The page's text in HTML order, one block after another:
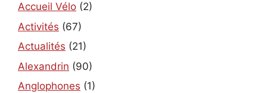
Accueil Vélo (2)
Activités (67)
Actualités (21)
Alexandrin (90)
Anglophones (1)